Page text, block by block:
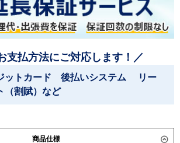
支払方法にご対応します！／
ットカード 後払いシステム リー
割賦）など
商品仕様